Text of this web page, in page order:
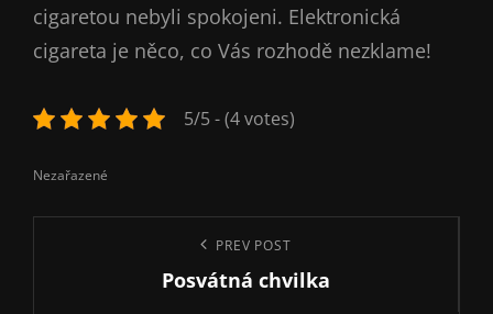
cigaretou nebyli spokojeni. Elektronická
cigareta je něco, co Vás rozhodě nezklame!
5/5 - (4 votes)
Categories
Nezařazené
PREV POST
Posvátná chvilka